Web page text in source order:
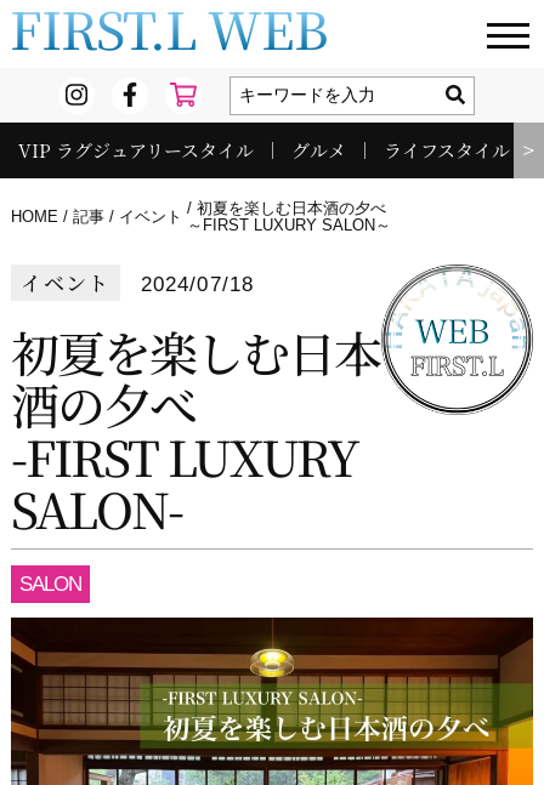
FIRST.L WEB
VIP ラグジュアリースタイル グルメ ライフスタイル ＞
HOME 記事 イベント
初夏を楽しむ日本酒の夕べ
～FIRST LUXURY SALON～
イベント 2024/07/18
初夏を楽しむ日本
酒の夕べ
-FIRST LUXURY
SALON-
SALON